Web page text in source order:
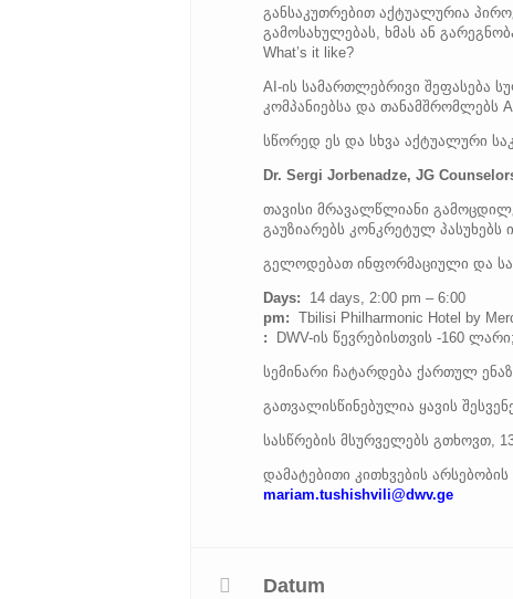
განსაკუთრებით აქტუალურია
გამოსახულებას, ხმას ან
What’s it like?
AI-ის სამართლებრივი შეფასება
კომპანიებსა და თანამშრომლებს
სწორედ ეს და სხვა აქტუალური
Dr. Sergi Jorbenadze, JG
თავისი მრავალწლიანი
გაუზიარებს კონკრეტულ პასუხებს
გელოდებათ ინფორმაციული და
Days: 14 days, 2:00 pm – 6:00
pm: Tbilisi Philharmonic Hotel by
: DWV-ის წევრებისთვის -160
სემინარი ჩატარდება ქართულ
გათვალისწინებულია ყავის
სასწრების მსურველებს გთხოვთ,
დამატებითი კითხვების
mariam.tushishvili@dwv.ge
Datum